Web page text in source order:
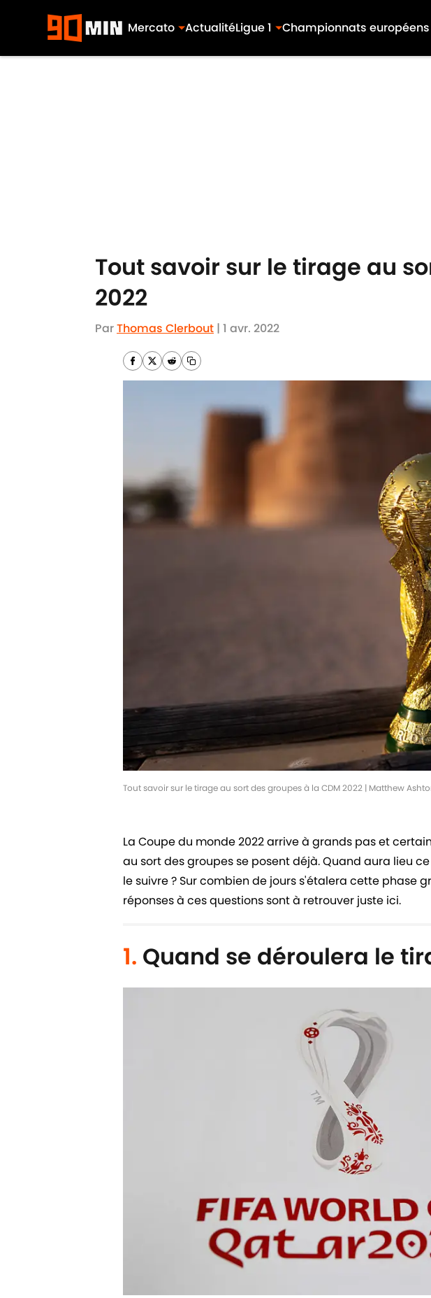
Mercato ActualitéLigue 1 Championnats européens
Tout savoir sur le tirage au
2022
ParThomas Clerbout | 1 avr. 2022
Tout savoir sur le tirage au sort des groupes à la CDM 2022 | Matthew
La Coupe du monde 2022 arrive à grands pas et
au sort des groupes se posent déjà. Quand aura lieu
le suivre ? Sur combien de jours s'étalera cette phase
réponses à ces questions sont à retrouver juste ici.
1. Quand se déroulera le